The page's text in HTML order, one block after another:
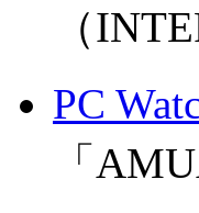
（
PC
「